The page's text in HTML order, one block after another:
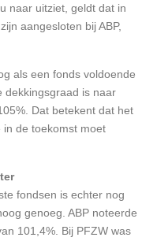
naar uitziet, geldt dat in
aangesloten bij ABP,
als een fonds voldoende
dekkingsgraad is naar
Dat betekent dat het
de toekomst moet
fondsen is echter nog
genoeg. ABP noteerde
101,4%. Bij PFZW was